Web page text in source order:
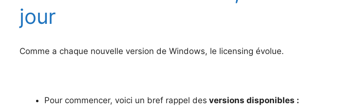
jour
Comme a chaque nouvelle version de Windows, le licensing évolue.
Pour commencer, voici un bref rappel des versions disponibles :